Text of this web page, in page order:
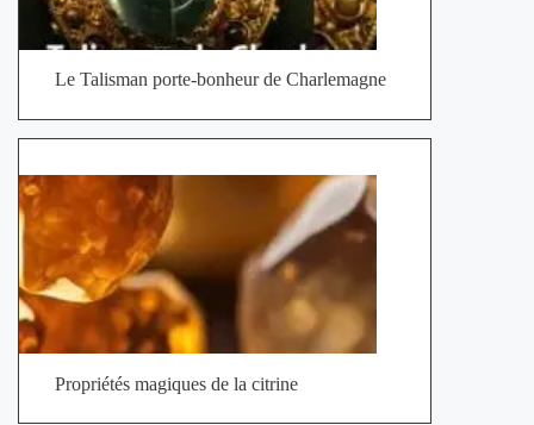
Le Talisman porte-bonheur de Charlemagne
Propriétés magiques de la citrine